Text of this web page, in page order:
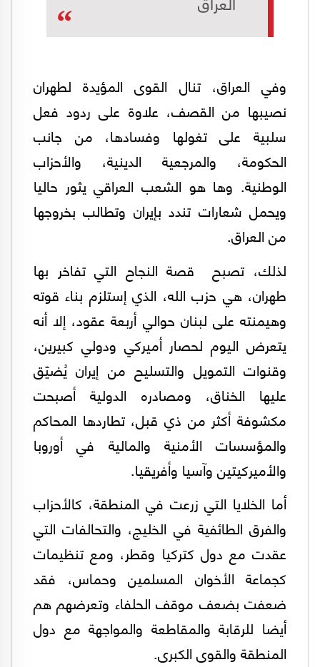
وفي العراق، تنال القوى المؤيدة لطهران
نصيبها من القصف، علاوة على ردود فعل
سلبية على تغولها وفسادها، من جانب
الحكومة، والمرجعية الدينية، والأحزاب
الوطنية. وها هو الشعب العراقي يثور حاليا
ويحمل شعارات تندد بإيران وتطالب بخروجها
من العراق.
لذلك، تصبح قصة النجاح التي تفاخر بها
طهران، هي حزب الله، الذي إستلزم بناء قوته
وهيمنته على لبنان حوالي أربعة عقود، إلا أنه
يتعرض اليوم لحصار أميركي ودولي كبيرين،
وقنوات التمويل والتسليح من إيران يُضيّق
عليها الخناق، ومصادره الدولية أصبحت
مكشوفة أكثر من ذي قبل، تطاردها المحاكم
والمؤسسات الأمنية والمالية في أوروبا
والأميركيتين وآسيا وأفريقيا.
أما الخلايا التي زرعت في المنطقة، كالأحزاب
والفرق الطائفية في الخليج، والتحالفات التي
عقدت مع دول كتركيا وقطر، ومع تنظيمات
كجماعة الأخوان المسلمين وحماس، فقد
ضعفت بضعف موقف الحلفاء وتعرضهم هم
أيضا للرقابة والمقاطعة والمواجهة مع دول
المنطقة والقوى الكبرى.